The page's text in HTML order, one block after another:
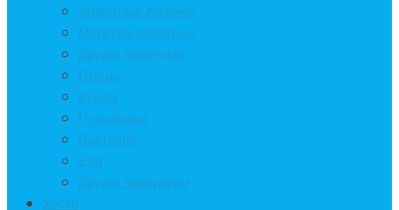
Животные Африка
Морские животные
Другие животные
Птицы
Куклы
Персонажи
Растения
Еда
Другие амигуруми
Уроки